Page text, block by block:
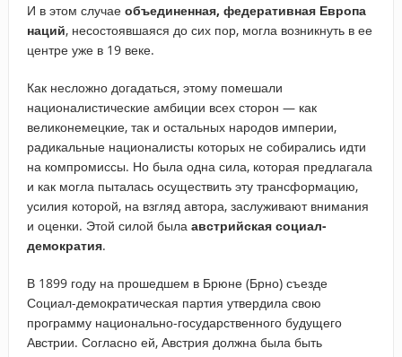
И в этом случае объединенная, федеративная Европа
наций, несостоявшаяся до сих пор, могла возникнуть в ее
центре уже в 19 веке.
Как несложно догадаться, этому помешали
националистические амбиции всех сторон — как
великонемецкие, так и остальных народов империи,
радикальные националисты которых не собирались идти
на компромиссы. Но была одна сила, которая предлагала
и как могла пыталась осуществить эту трансформацию,
усилия которой, на взгляд автора, заслуживают внимания
и оценки. Этой силой была австрийская социал-
демократия.
В 1899 году на прошедшем в Брюне (Брно) съезде
Социал-демократическая партия утвердила свою
программу национально-государственного будущего
Австрии. Согласно ей, Австрия должна была быть